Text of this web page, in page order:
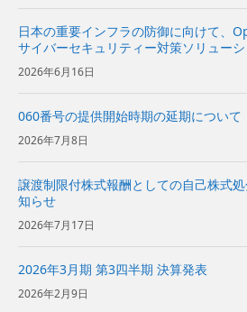
日本の重要インフラの防御に向けて、
サイバーセキュリティー対策ソリュー
rvice」を提供開始～企業向けに、脆弱
定、実装の提案までを一気通貫で支援～
2026年6月16日
060番号の提供開始時期の延期について
2026年7月8日
譲渡制限付株式報酬としての自己株式
知らせ
2026年7月17日
2026年3月期 第3四半期 決算発表
2026年2月9日